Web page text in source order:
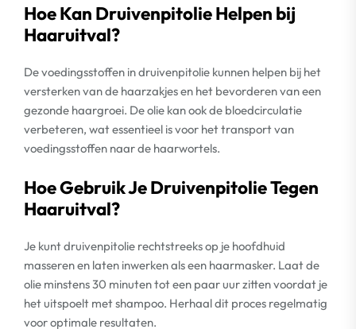
Hoe Kan Druivenpitolie Helpen bij
Haaruitval?
De voedingsstoffen in druivenpitolie kunnen helpen bij het
versterken van de haarzakjes en het bevorderen van een
gezonde haargroei. De olie kan ook de bloedcirculatie
verbeteren, wat essentieel is voor het transport van
voedingsstoffen naar de haarwortels.
Hoe Gebruik Je Druivenpitolie Tegen
Haaruitval?
Je kunt druivenpitolie rechtstreeks op je hoofdhuid
masseren en laten inwerken als een haarmasker. Laat de
olie minstens 30 minuten tot een paar uur zitten voordat je
het uitspoelt met shampoo. Herhaal dit proces regelmatig
voor optimale resultaten.